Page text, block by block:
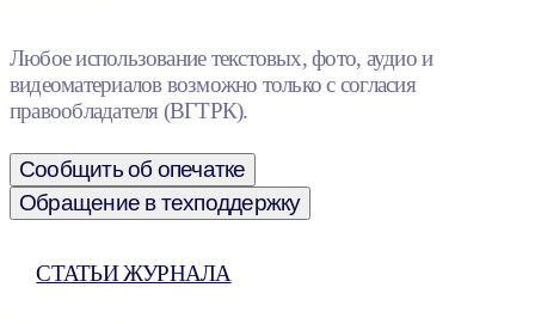
Любое использование текстовых, фото, аудио и
видеоматериалов возможно только с согласия
правообладателя (ВГТРК).
Сообщить об опечатке
Обращение в техподдержку
СТАТЬИ ЖУРНАЛА